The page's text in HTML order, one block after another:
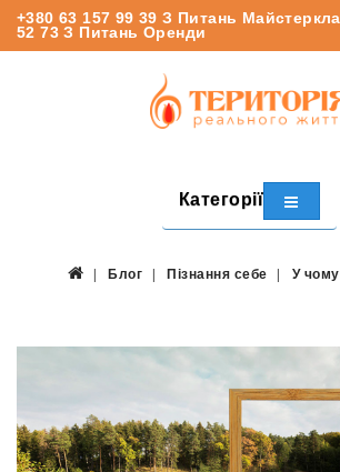
+380 63 157 99 39 З Питань
52 73 З Питань Оренди
Категорії
Блог Пізнання себе У